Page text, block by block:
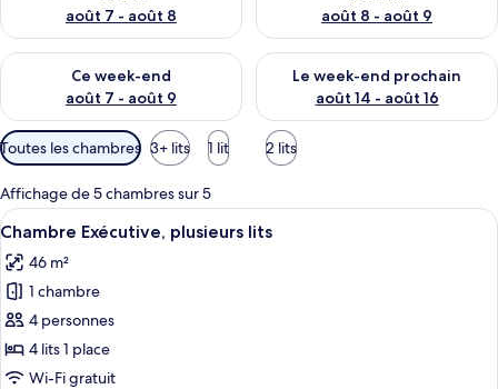
août 7 - août 8
août 8 - août 9
Ce week-end
août 7 - août 9
Vérifier la disponibilité pour ce week-end août 7 - août 9
Le week-end prochain
août 14 - août 16
Vérifier la disponibilité pour
Filtres
disponibles
pour
les
chambres
Toutes les chambres 3+ lits 1 lit 2 lits
Affichage de 5 chambres sur 5
Afficher
toutes
les
photos
pour
ce
type
Une chambre d’hôtel avec un lit, un
12
Chambre Exécutive, plusieurs lits
46 m²
1 chambre
4 personnes
4 lits 1 place
Wi-Fi gratuit